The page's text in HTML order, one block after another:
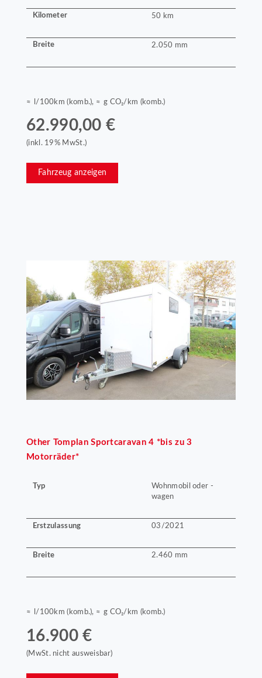
Kilometer 50 km
Breite 2.050 mm
≈ l/100km (komb.), ≈ g CO₂/km (komb.)
62.990,00 €
(inkl. 19% MwSt.)
Fahrzeug anzeigen
Other Tomplan Sportcaravan 4 *bis zu 3
Motorräder*
Typ
Wohnmobil oder -
wagen
Erstzulassung 03/2021
Breite 2.460 mm
≈ l/100km (komb.), ≈ g CO₂/km (komb.)
16.900 €
(MwSt. nicht ausweisbar)